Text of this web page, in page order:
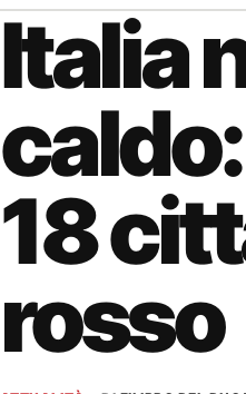
Italia
18
rosso